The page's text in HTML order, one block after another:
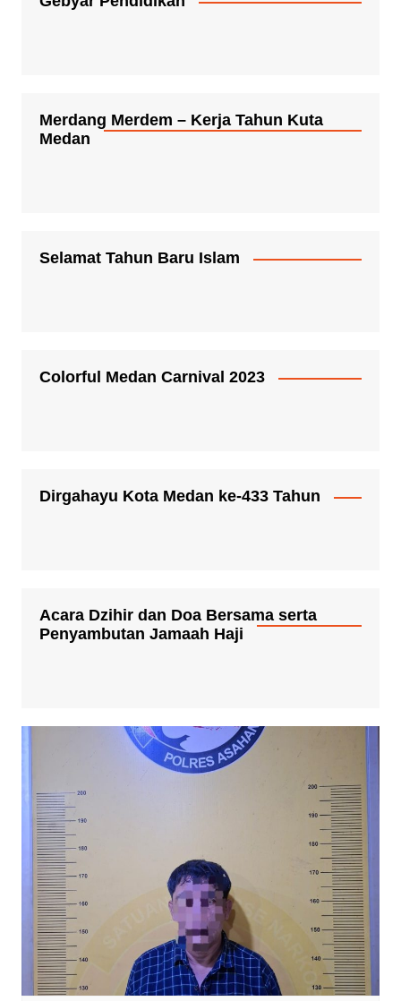
Merdang Merdem – Kerja Tahun Kuta
Medan
Selamat Tahun Baru Islam
Colorful Medan Carnival 2023
Dirgahayu Kota Medan ke-433 Tahun
Acara Dzihir dan Doa Bersama serta
Penyambutan Jamaah Haji